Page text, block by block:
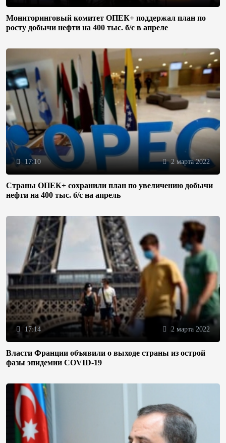
Мониторинговый комитет ОПЕК+ поддержал план по
росту добычи нефти на 400 тыс. б/с в апреле
17:10 2 марта 2022
Страны ОПЕК+ сохранили план по увеличению добычи
нефти на 400 тыс. б/с на апрель
17:14 2 марта 2022
Власти Франции объявили о выходе страны из острой
фазы эпидемии COVID-19